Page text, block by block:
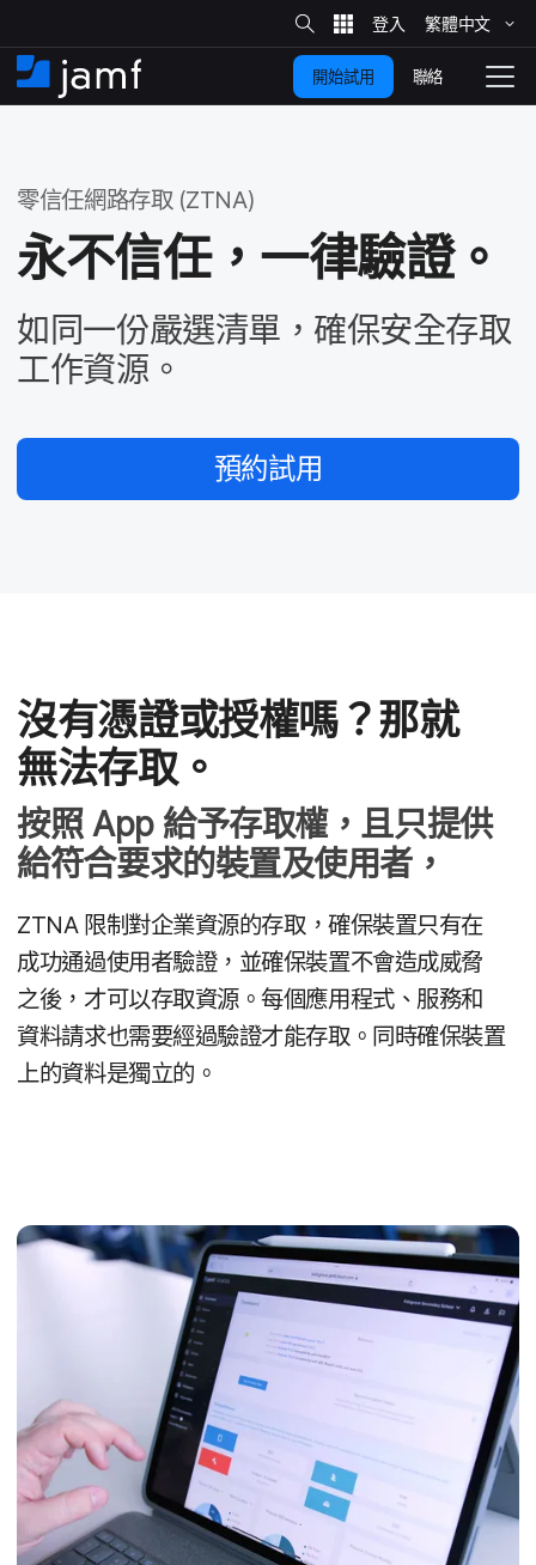
​
至
​
內
容
網
站
​搜
尋
繁體​中文
住
家
切
換
開始試用 聯絡
零信任​網路​存取 (ZTNA)
永​不​信任，​一律​驗證。
如​同​一份​嚴選​清單，​確保​安全​存取​
工作​資源。
預約​試用
沒有​憑證​或​授權​嗎？​那​就​
無法​存取。
按照App 給​予存​取權，​且​只​提供​
給​符合​要求​的​裝置​及​使用​者，
ZTNA 限制​對​企業​資源​的​存取，​確保​裝置​只有​在​
成功​通過​使用​者​驗證，​並​確​保​裝置​不會​造成​威脅​
之後，​才​可以​存取​資源。​每​個​應​用​程式、​服務​和​
資料​請求​也​需要​經過​驗證​才​能​存取。​同時​確保​裝置​
上​的​資料​是​獨立​的。